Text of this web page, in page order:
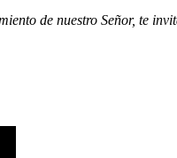
de nuestro Señor, te